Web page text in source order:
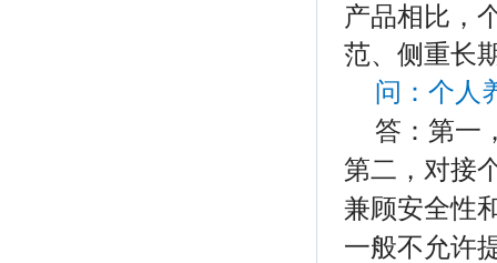
产品相比，
范、侧重长
问：个人
答：第一
第二，对接
兼顾安全性
一般不允许